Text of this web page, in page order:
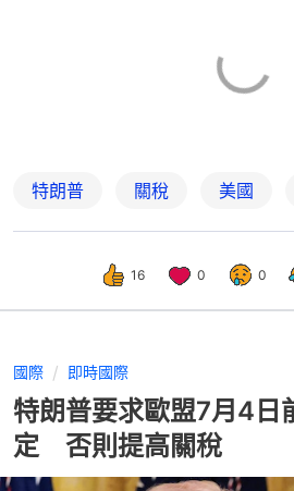
特朗普 關稅 美國
16 0 0
國際 即時國際
特朗普要求歐盟7月4日
定 否則提高關稅